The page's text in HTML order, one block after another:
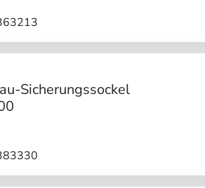
Sicherungssockel